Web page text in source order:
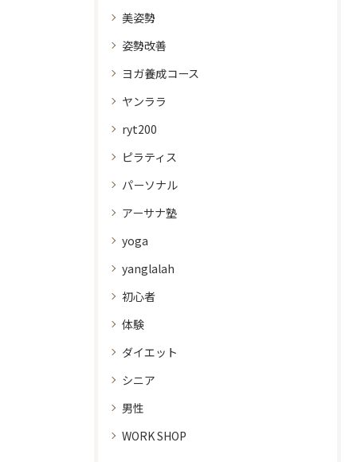
美姿勢
姿勢改善
ヨガ養成コース
ヤンララ
ryt200
ピラティス
パーソナル
アーサナ塾
yoga
yanglalah
初心者
体験
ダイエット
シニア
男性
WORK SHOP